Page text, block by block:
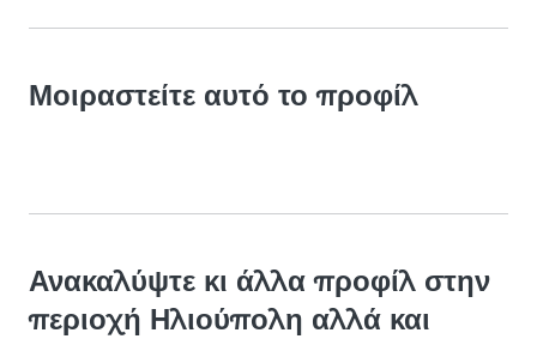
Μοιραστείτε αυτό το προφίλ
Ανακαλύψτε κι άλλα προφίλ στην
περιοχή Ηλιούπολη αλλά και